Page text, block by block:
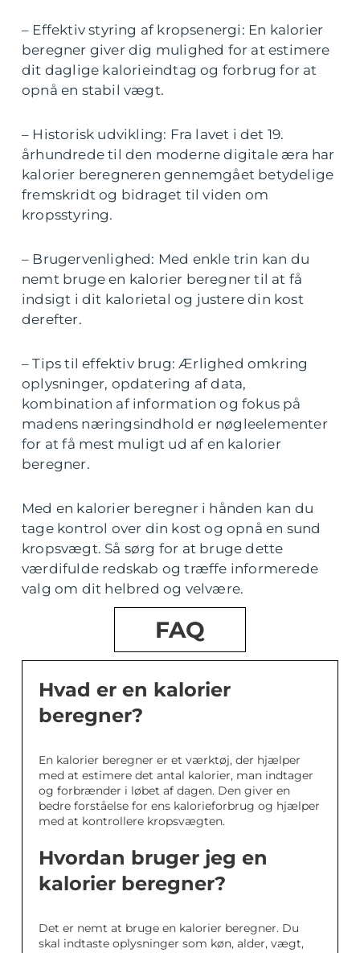
– Effektiv styring af kropsenergi: En kalorier
beregner giver dig mulighed for at estimere
dit daglige kalorieindtag og forbrug for at
opnå en stabil vægt.
– Historisk udvikling: Fra lavet i det 19.
århundrede til den moderne digitale æra har
kalorier beregneren gennemgået betydelige
fremskridt og bidraget til viden om
kropsstyring.
– Brugervenlighed: Med enkle trin kan du
nemt bruge en kalorier beregner til at få
indsigt i dit kalorietal og justere din kost
derefter.
– Tips til effektiv brug: Ærlighed omkring
oplysninger, opdatering af data,
kombination af information og fokus på
madens næringsindhold er nøgleelementer
for at få mest muligt ud af en kalorier
beregner.
Med en kalorier beregner i hånden kan du
tage kontrol over din kost og opnå en sund
kropsvægt. Så sørg for at bruge dette
værdifulde redskab og træffe informerede
valg om dit helbred og velvære.
FAQ
Hvad er en kalorier
beregner?
En kalorier beregner er et værktøj, der hjælper
med at estimere det antal kalorier, man indtager
og forbrænder i løbet af dagen. Den giver en
bedre forståelse for ens kalorieforbrug og hjælper
med at kontrollere kropsvægten.
Hvordan bruger jeg en
kalorier beregner?
Det er nemt at bruge en kalorier beregner. Du
skal indtaste oplysninger som køn, alder, vægt,